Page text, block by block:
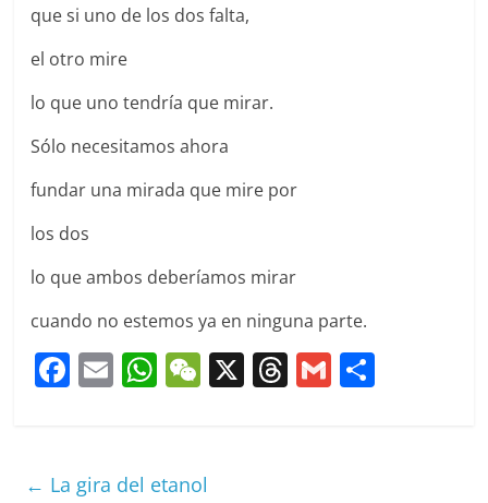
que si uno de los dos falta,
el otro mire
lo que uno tendría que mirar.
Sólo necesitamos ahora
fundar una mirada que mire por
los dos
lo que ambos deberíamos mirar
cuando no estemos ya en ninguna parte.
F
e
E
l
W
s
W
h
X T G
← La gira del etanol